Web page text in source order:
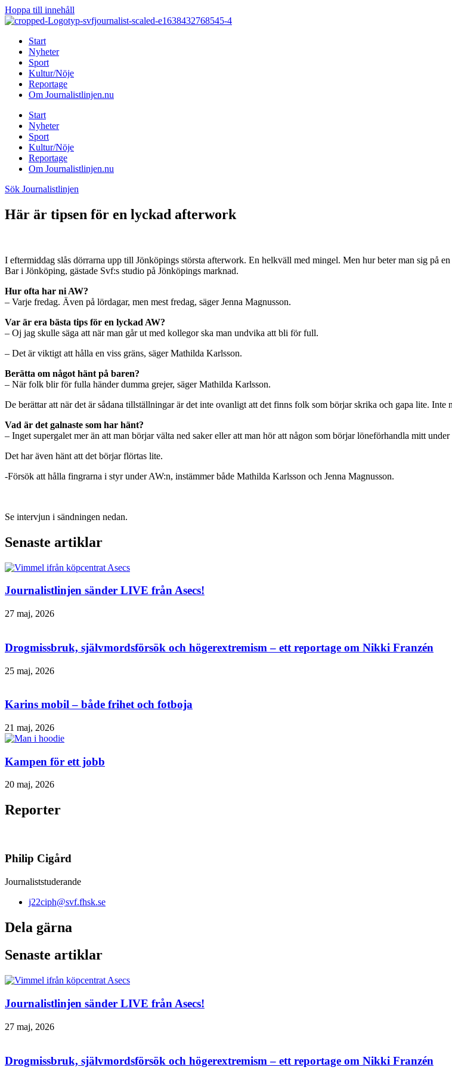
Hoppa till innehåll
Start
Nyheter
Sport
Kultur/Nöje
Reportage
Om Journalistlinjen.nu
Start
Nyheter
Sport
Kultur/Nöje
Reportage
Om Journalistlinjen.nu
Sök Journalistlinjen
Här är tipsen för en lyckad afterwork
I eftermiddag slås dörrarna upp till Jönköpings största afterwork. En helkväll med mingel. Men hur beter man sig på
Bar i Jönköping, gästade Svf:s studio på Jönköpings marknad.
Hur ofta har ni AW?
– Varje fredag. Även på lördagar, men mest fredag, säger Jenna Magnusson.
Var är era bästa tips för en lyckad AW?
– Oj jag skulle säga att när man går ut med kollegor ska man undvika att bli för full.
– Det är viktigt att hålla en viss gräns, säger Mathilda Karlsson.
Berätta om något hänt på baren?
– När folk blir för fulla händer dumma grejer, säger Mathilda Karlsson.
De berättar att när det är sådana tillställningar är det inte ovanligt att det finns folk som börjar skrika och gapa lite. Inte
Vad är det galnaste som har hänt?
– Inget supergalet mer än att man börjar välta ned saker eller att man hör att någon som börjar löneförhandla mitt
Det har även hänt att det börjar flörtas lite.
-Försök att hålla fingrarna i styr under AW:n, instämmer både Mathilda Karlsson och Jenna Magnusson.
Se intervjun i sändningen nedan.
Senaste artiklar
Journalistlinjen sänder LIVE från Asecs!
27 maj, 2026
Drogmissbruk, självmordsförsök och högerextremism – ett reportage om Nikki Franzén
25 maj, 2026
Karins mobil – både frihet och fotboja
21 maj, 2026
Kampen för ett jobb
20 maj, 2026
Reporter
Philip Cigård
Journaliststuderande
j22ciph@svf.fhsk.se
Dela gärna
Senaste artiklar
Journalistlinjen sänder LIVE från Asecs!
27 maj, 2026
Drogmissbruk, självmordsförsök och högerextremism – ett reportage om Nikki Franzén